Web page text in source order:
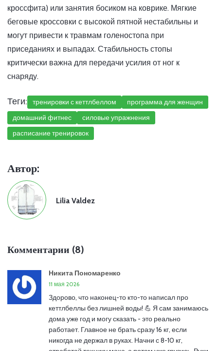
кроссфита) или занятия босиком на коврике. Мягкие
беговые кроссовки с высокой пятной нестабильны и
могут привести к травмам голеностопа при
приседаниях и выпадах. Стабильность стопы
критически важна для передачи усилия от ног к
снаряду.
Теги: тренировки с кеттлбеллом
программа для женщин
домашний фитнес
силовые упражнения
расписание тренировок
Автор:
Lilia Valdez
Комментарии (8)
Никита Пономаренко
11 мая 2026
Здорово, что наконец-то кто-то написал про
кеттлбеллы без лишней воды! 💪 Я сам занимаюсь
дома уже год и могу сказать - это реально
работает. Главное не брать сразу 16 кг, если
никогда не держал в руках. Начни с 8-10 кг,